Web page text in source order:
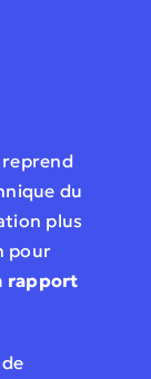
reprend
du
plus
pour
rapport